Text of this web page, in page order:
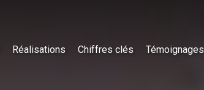
Réalisations Chiffres clés Témoignages